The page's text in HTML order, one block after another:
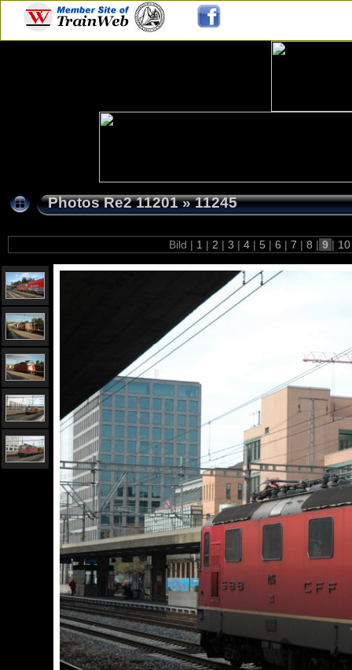
Photos Re2 11201»11245
Bild | 1 | 2 | 3 | 4 | 5 | 6 | 7 | 8 | 9 |